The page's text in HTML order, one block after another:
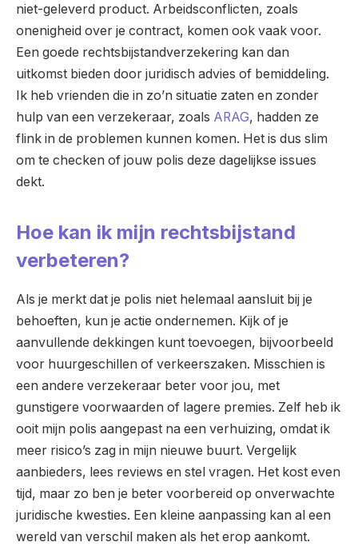
niet-geleverd product. Arbeidsconflicten, zoals
onenigheid over je contract, komen ook vaak voor.
Een goede rechtsbijstandverzekering kan dan
uitkomst bieden door juridisch advies of bemiddeling.
Ik heb vrienden die in zo’n situatie zaten en zonder
hulp van een verzekeraar, zoals ARAG, hadden ze
flink in de problemen kunnen komen. Het is dus slim
om te checken of jouw polis deze dagelijkse issues
dekt.
Hoe kan ik mijn rechtsbijstand
verbeteren?
Als je merkt dat je polis niet helemaal aansluit bij je
behoeften, kun je actie ondernemen. Kijk of je
aanvullende dekkingen kunt toevoegen, bijvoorbeeld
voor huurgeschillen of verkeerszaken. Misschien is
een andere verzekeraar beter voor jou, met
gunstigere voorwaarden of lagere premies. Zelf heb ik
ooit mijn polis aangepast na een verhuizing, omdat ik
meer risico’s zag in mijn nieuwe buurt. Vergelijk
aanbieders, lees reviews en stel vragen. Het kost even
tijd, maar zo ben je beter voorbereid op onverwachte
juridische kwesties. Een kleine aanpassing kan al een
wereld van verschil maken als het erop aankomt.